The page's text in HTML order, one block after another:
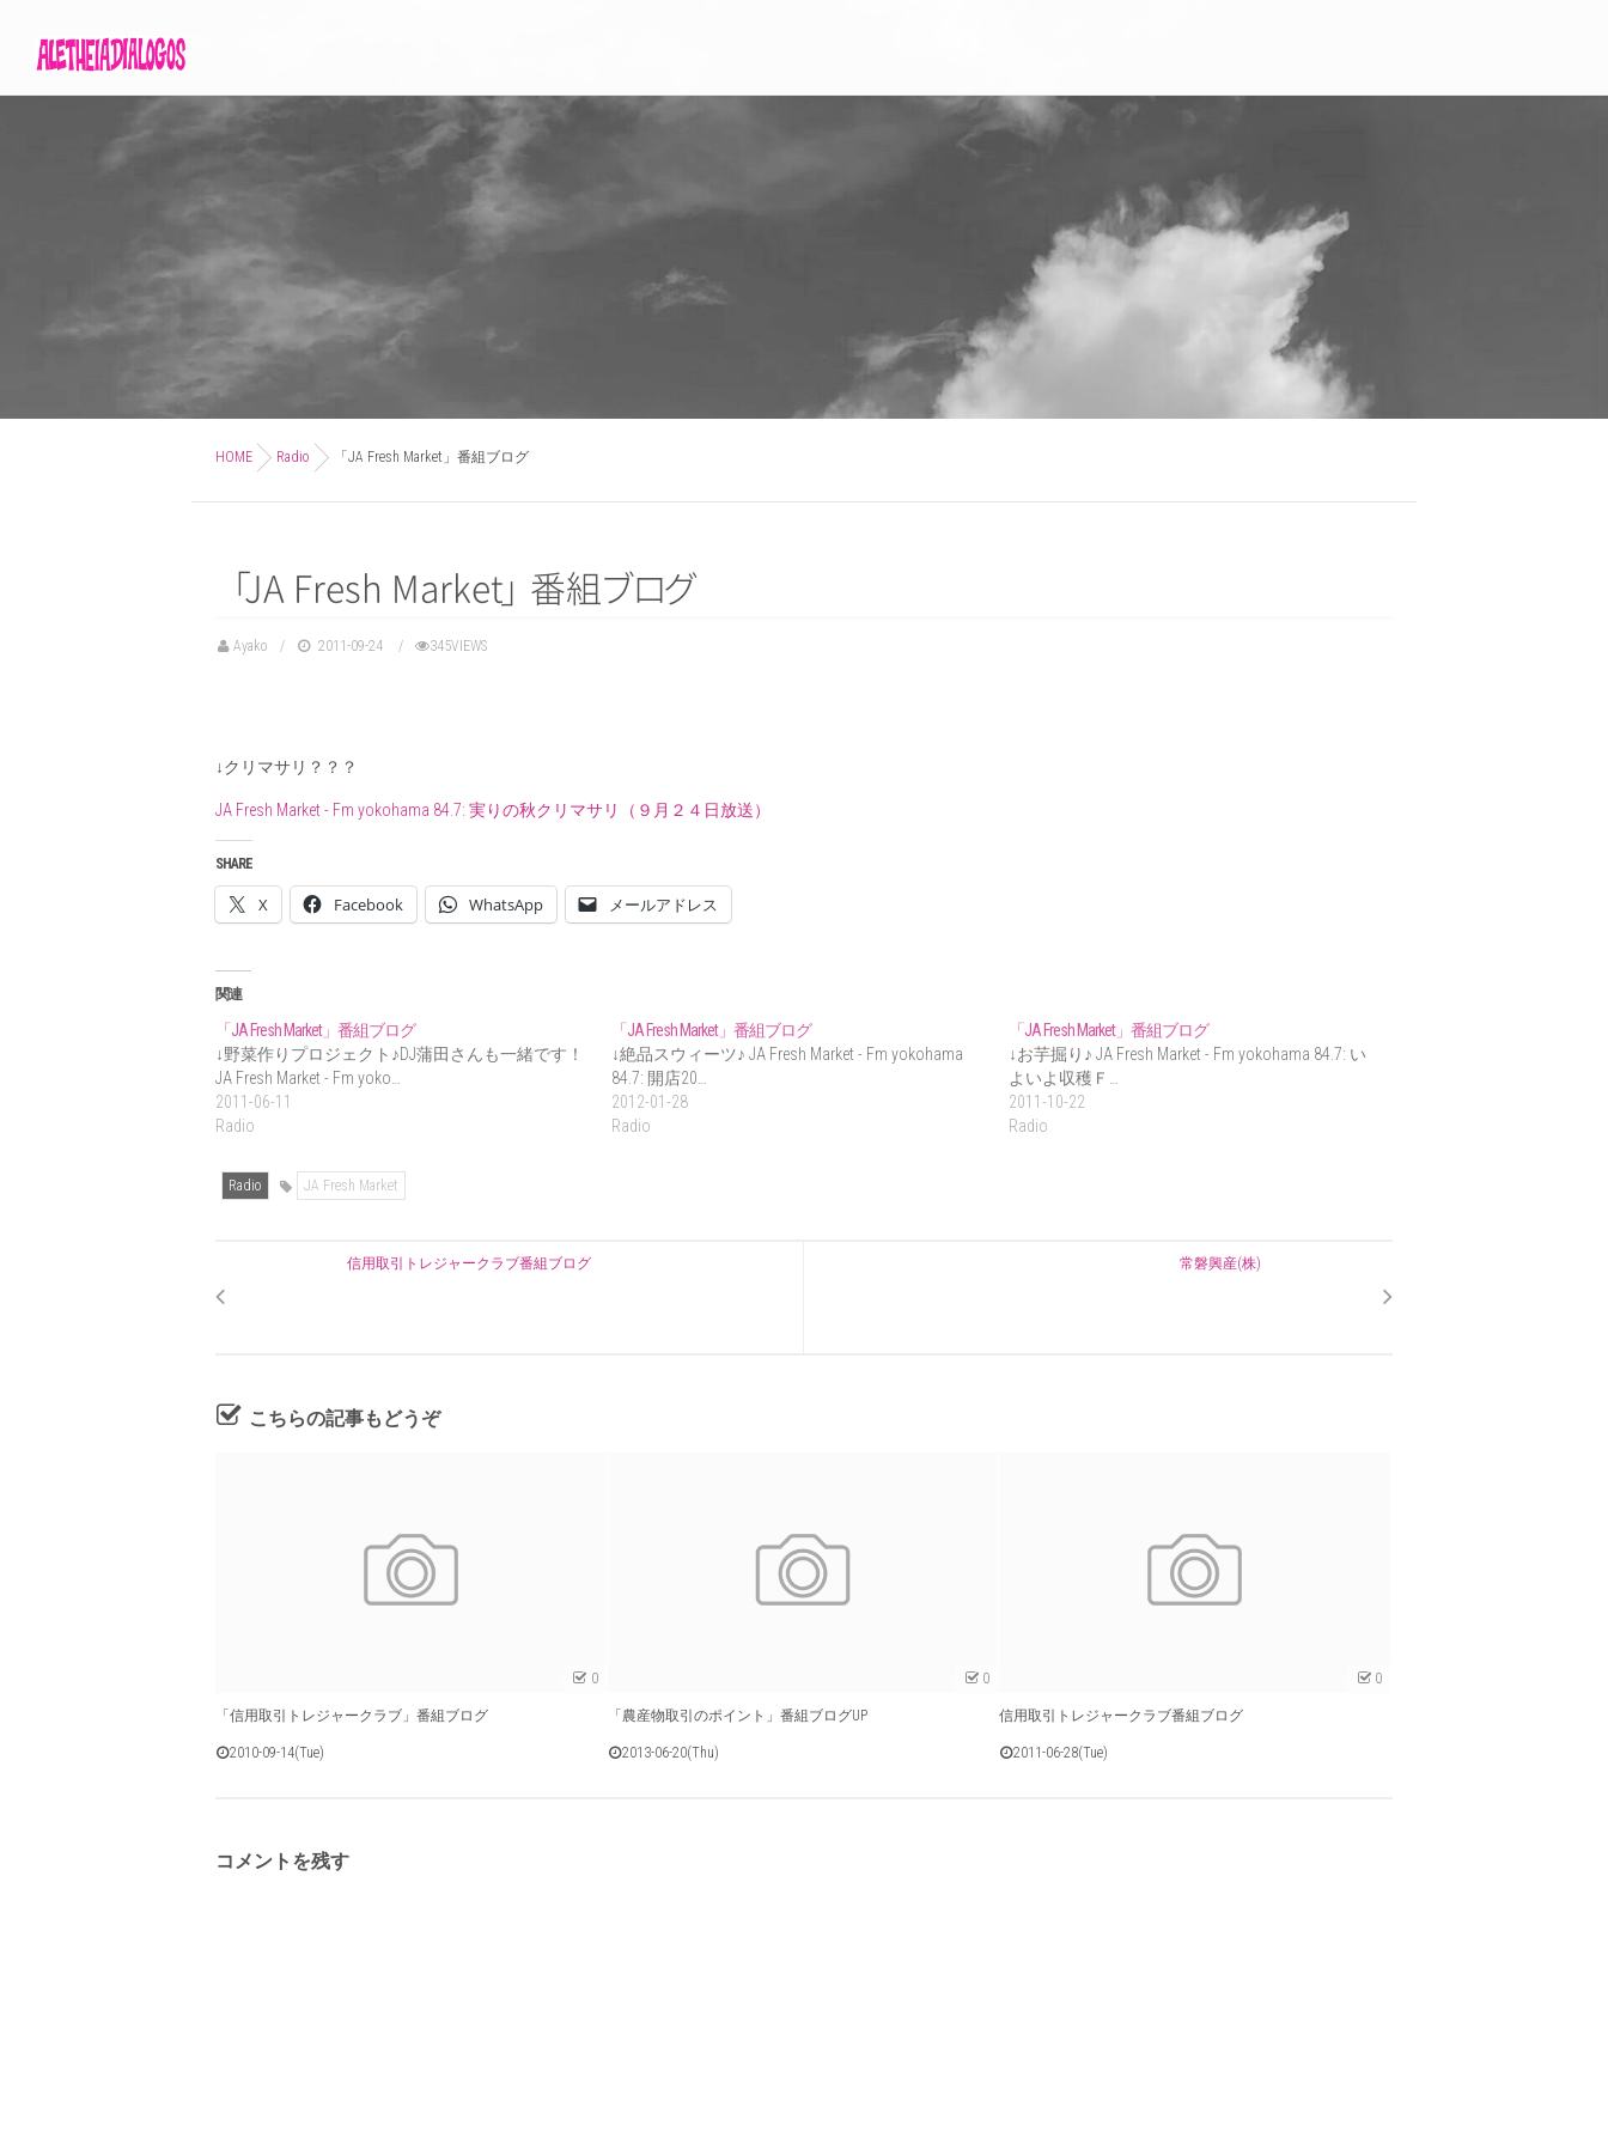
HOME Radio 「JA Fresh Market」番組ブログ
「JA Fresh Market」 番組 ブログ
Ayako 2011-09-24 345VIEWS
↓クリマサリ？？？
JA Fresh Market - Fm yokohama 84.7: 実りの秋クリマサリ（９月２４日放送）
SHARE
X Facebook WhatsApp メールアドレス
関連
「JA Fresh Market」番組ブログ
↓野菜作りプロジェクト♪DJ蒲田さんも一緒です！
JA Fresh Market - Fm yoko…
2011-06-11
Radio
「JA Fresh Market」番組ブログ
↓絶品スウィーツ♪ JA Fresh Market - Fm yokohama
84.7: 開店20…
2012-01-28
Radio
「JA Fresh Market」番組ブログ
↓お芋掘り♪ JA Fresh Market - Fm yokohama 84.7: い
よいよ収穫Ｆ…
2011-10-22
Radio
Radio JA Fresh Market
信用取引トレジャークラブ番組ブログ 常磐興産(株)
こちらの記事もどうぞ
0
「信用取引トレジャークラブ」番組ブログ
2010-09-14(Tue)
0
「農産物取引のポイント」番組ブログUP
2013-06-20(Thu)
0
信用取引トレジャークラブ番組ブログ
2011-06-28(Tue)
コメントを残す